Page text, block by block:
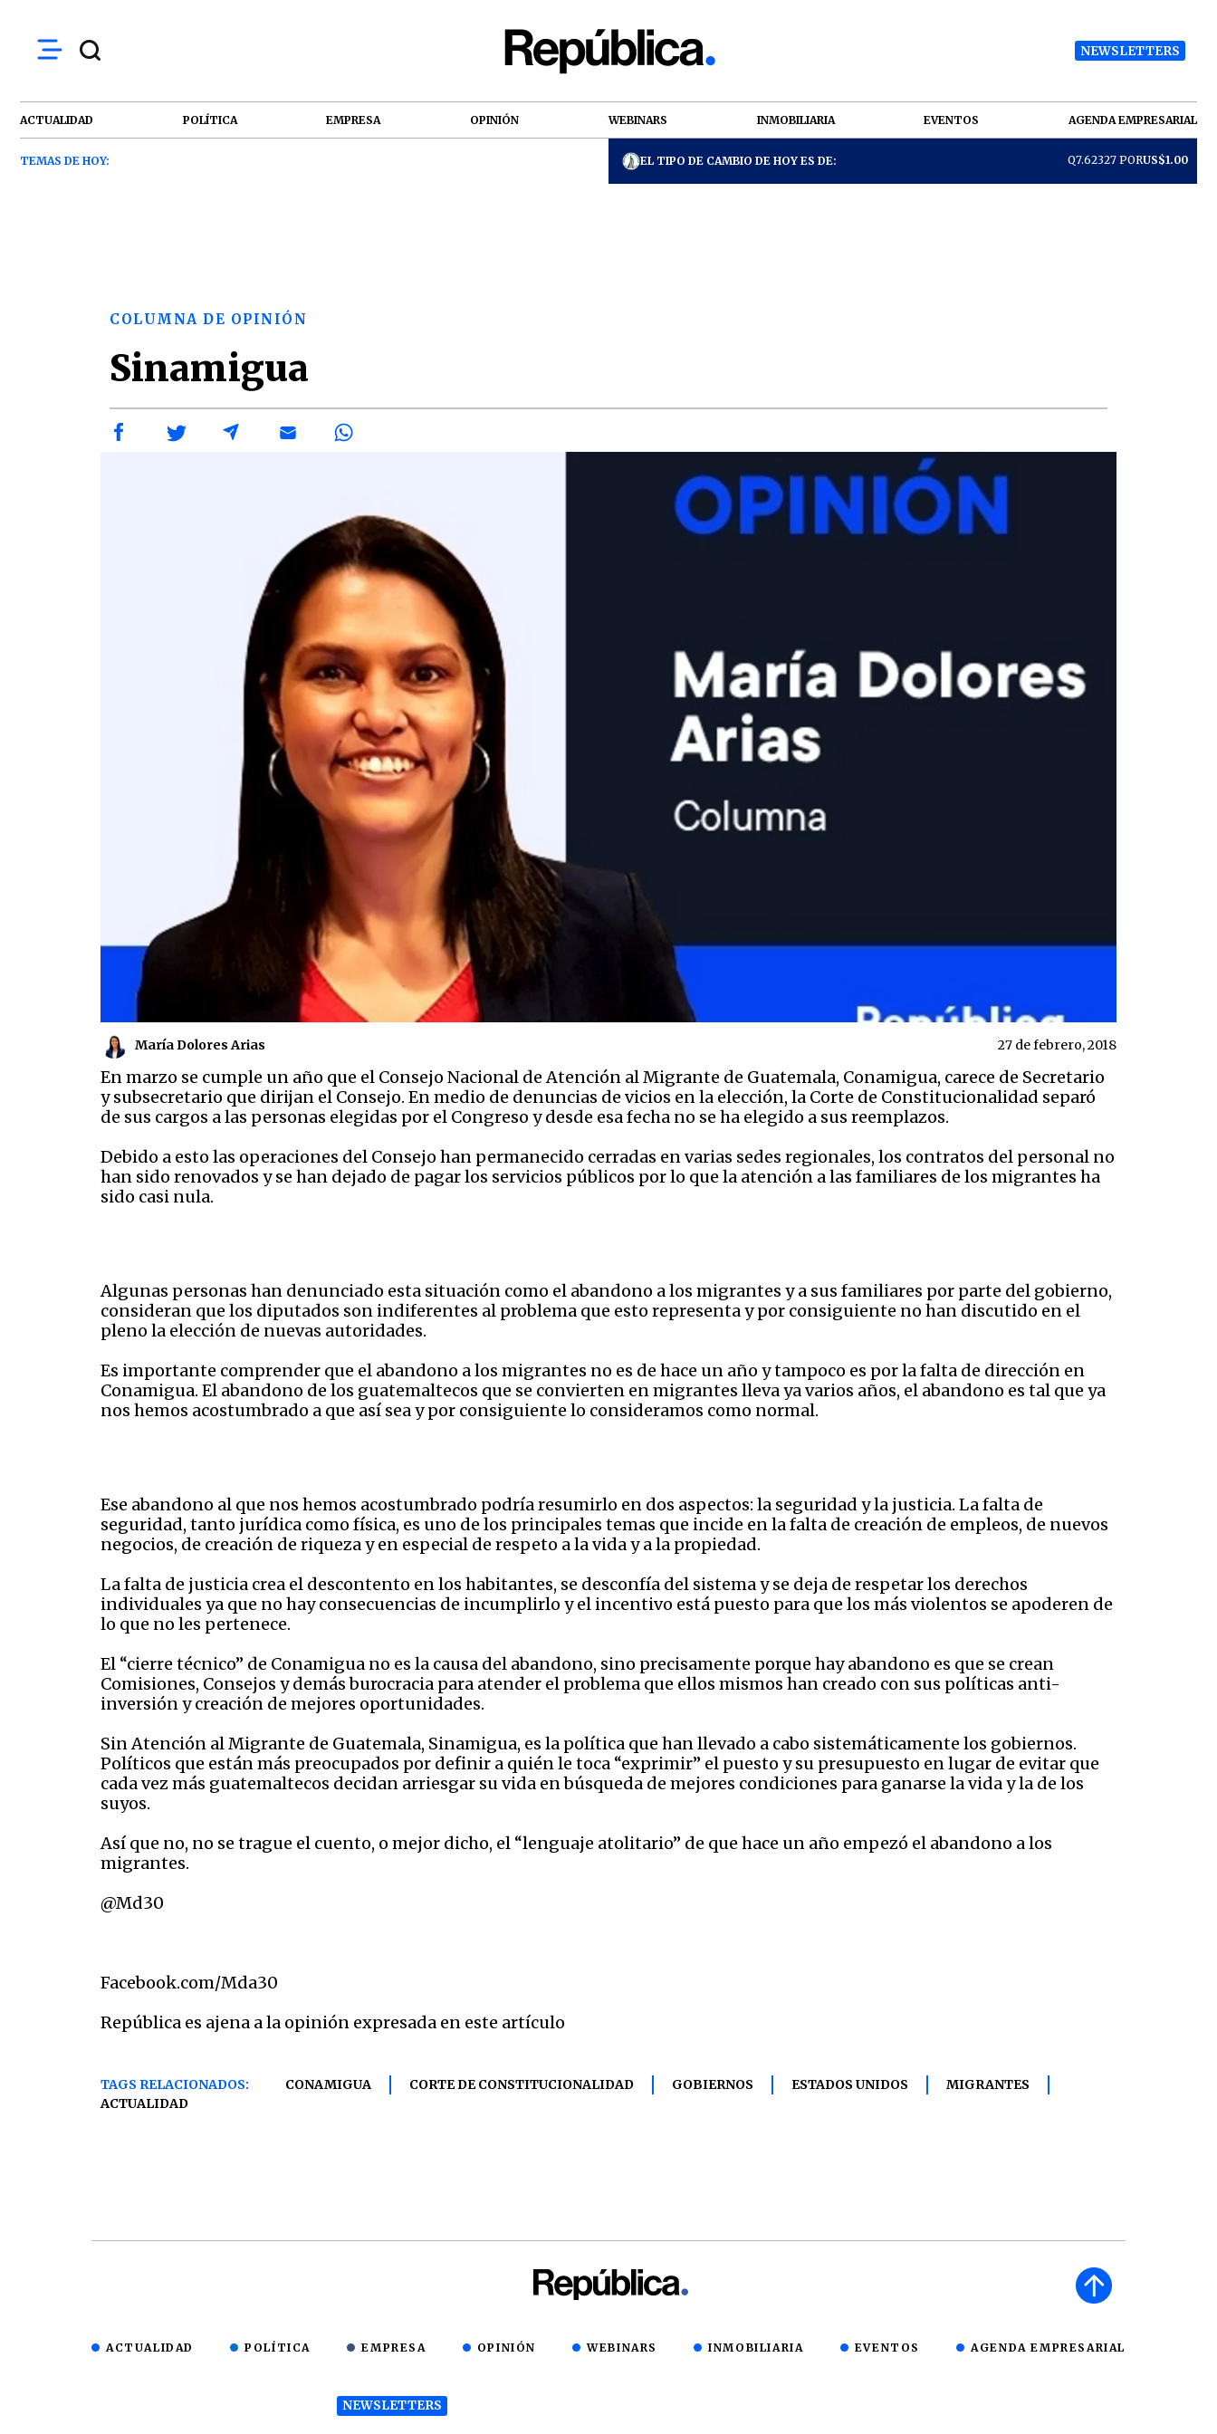
NEWSLETTERS
ACTUALIDAD POLÍTICA EMPRESA OPINIÓN WEBINARS INMOBILIARIA EVENTOS AGENDA EMPRESARIAL
TEMAS DE HOY: EL TIPO DE CAMBIO DE HOY ES DE: Q7.62327 PORUS$1.00
COLUMNA DE OPINIÓN
Sinamigua
María Dolores Arias 27 de febrero, 2018
En marzo se cumple un año que el Consejo Nacional de Atención al Migrante de Guatemala, Conamigua, carece de Secretario
y subsecretario que dirijan el Consejo. En medio de denuncias de vicios en la elección, la Corte de Constitucionalidad separó
de sus cargos a las personas elegidas por el Congreso y desde esa fecha no se ha elegido a sus reemplazos.
Debido a esto las operaciones del Consejo han permanecido cerradas en varias sedes regionales, los contratos del personal no
han sido renovados y se han dejado de pagar los servicios públicos por lo que la atención a las familiares de los migrantes ha
sido casi nula.
Algunas personas han denunciado esta situación como el abandono a los migrantes y a sus familiares por parte del gobierno,
consideran que los diputados son indiferentes al problema que esto representa y por consiguiente no han discutido en el
pleno la elección de nuevas autoridades.
Es importante comprender que el abandono a los migrantes no es de hace un año y tampoco es por la falta de dirección en
Conamigua. El abandono de los guatemaltecos que se convierten en migrantes lleva ya varios años, el abandono es tal que ya
nos hemos acostumbrado a que así sea y por consiguiente lo consideramos como normal.
Ese abandono al que nos hemos acostumbrado podría resumirlo en dos aspectos: la seguridad y la justicia. La falta de
seguridad, tanto jurídica como física, es uno de los principales temas que incide en la falta de creación de empleos, de nuevos
negocios, de creación de riqueza y en especial de respeto a la vida y a la propiedad.
La falta de justicia crea el descontento en los habitantes, se desconfía del sistema y se deja de respetar los derechos
individuales ya que no hay consecuencias de incumplirlo y el incentivo está puesto para que los más violentos se apoderen de
lo que no les pertenece.
El “cierre técnico” de Conamigua no es la causa del abandono, sino precisamente porque hay abandono es que se crean
Comisiones, Consejos y demás burocracia para atender el problema que ellos mismos han creado con sus políticas anti-
inversión y creación de mejores oportunidades.
Sin Atención al Migrante de Guatemala, Sinamigua, es la política que han llevado a cabo sistemáticamente los gobiernos.
Políticos que están más preocupados por definir a quién le toca “exprimir” el puesto y su presupuesto en lugar de evitar que
cada vez más guatemaltecos decidan arriesgar su vida en búsqueda de mejores condiciones para ganarse la vida y la de los
suyos.
Así que no, no se trague el cuento, o mejor dicho, el “lenguaje atolitario” de que hace un año empezó el abandono a los
migrantes.
@Md30
Facebook.com/Mda30
República es ajena a la opinión expresada en este artículo
TAGS RELACIONADOS: CONAMIGUA CORTE DE CONSTITUCIONALIDAD GOBIERNOS ESTADOS UNIDOS
MIGRANTES
ACTUALIDAD
ACTUALIDAD POLÍTICA EMPRESA OPINIÓN WEBINARS INMOBILIARIA EVENTOS AGENDA EMPRESARIAL
NEWSLETTERS